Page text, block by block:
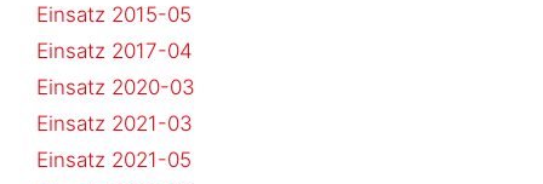
Einsatz 2015-05
Einsatz 2017-04
Einsatz 2020-03
Einsatz 2021-03
Einsatz 2021-05